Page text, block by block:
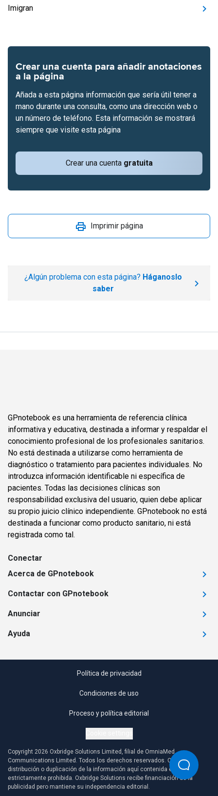
Imigran
Crear una cuenta para añadir anotaciones
a la página
Crear una cuenta gratuita
Añada a esta página información que sería útil tener a
mano durante una consulta, como una dirección web o
un número de teléfono. Esta información se mostrará
siempre que visite esta página
Imprimir página
¿Algún problema con esta página? Háganoslo
saber
GPnotebook es una herramienta de referencia clínica
informativa y educativa, destinada a informar y respaldar el
conocimiento profesional de los profesionales sanitarios.
No está destinada a utilizarse como herramienta de
diagnóstico o tratamiento para pacientes individuales. No
introduzca información identificable ni específica de
pacientes. Todas las decisiones clínicas son
responsabilidad exclusiva del usuario, quien debe aplicar
su propio juicio clínico independiente. GPnotebook no está
destinada a funcionar como producto sanitario, ni está
registrada como tal.
Conectar
Acerca de GPnotebook
Contactar con GPnotebook
Anunciar
Ayuda
Política de privacidad
Condiciones de uso
Proceso y política editorial
Copyright 2026 Oxbridge Solutions Limited, filial de OmniaMed
Communications Limited. Todos los derechos reservados. Cualquier
distribución o duplicación de la información aquí contenida está
estrictamente prohibida. Oxbridge Solutions recibe financiación de la
publicidad pero mantiene su independencia editorial.